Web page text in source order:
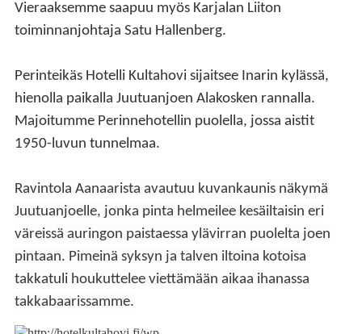
Vieraaksemme saapuu myös Karjalan Liiton
toiminnanjohtaja Satu Hallenberg.
Perinteikäs Hotelli Kultahovi sijaitsee Inarin kylässä,
hienolla paikalla Juutuanjoen Alakosken rannalla.
Majoitumme Perinnehotellin puolella, jossa aistit
1950-luvun tunnelmaa.
Ravintola Aanaarista avautuu kuvankaunis näkymä
Juutuanjoelle, jonka pinta helmeilee kesäiltaisin eri
väreissä auringon paistaessa ylävirran puolelta joen
pintaan. Pimeinä syksyn ja talven iltoina kotoisa
takkatuli houkuttelee viettämään aikaa ihanassa
takkabaarissamme.